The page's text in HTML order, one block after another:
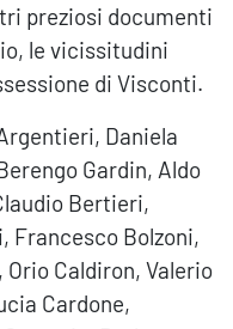
preziosi documenti
le vicissitudini
di Visconti.
Daniela
Gardin, Aldo
Bertieri,
Francesco Bolzoni,
Caldiron, Valerio
Cardone,